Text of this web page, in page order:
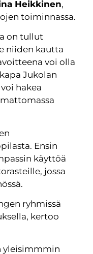
Heikkinen,
toiminnassa.
on tullut
niiden kautta
voi olla
Jukolan
hakea
Ensin
käyttöä
jossa
ryhmissä
kertoo
yleisimmmin